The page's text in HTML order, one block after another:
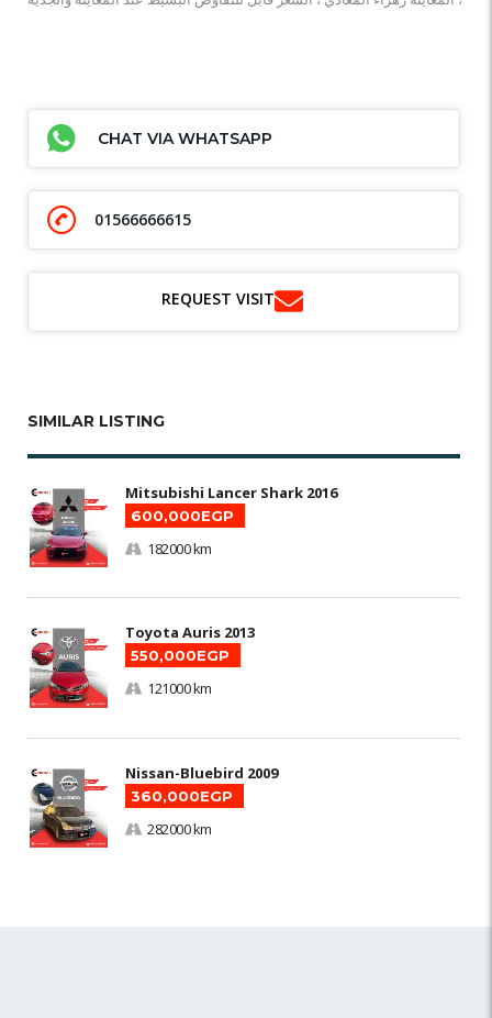
CHAT VIA WHATSAPP
01566666615
REQUEST VISIT
SIMILAR LISTING
Mitsubishi Lancer Shark 2016
600,000EGP
182000 km
Toyota Auris 2013
550,000EGP
121000 km
Nissan-Bluebird 2009
360,000EGP
282000 km